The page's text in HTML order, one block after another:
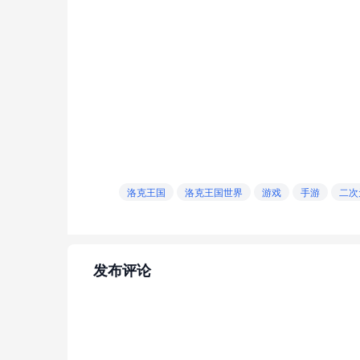
洛克王国 洛克王国世界 游戏 手游 二
发布评论